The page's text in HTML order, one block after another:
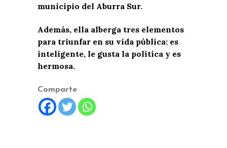
municipio del Aburra Sur.
Además, ella alberga tres elementos
para triunfar en su vida pública: es
inteligente, le gusta la política y es
hermosa.
Comparte